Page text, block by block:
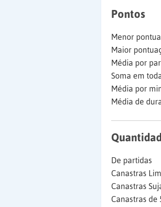
Pontos
Menor
Maior
Média por
Soma em
Média por
Média de
De partidas
Canastras
Canastras
Canastras de